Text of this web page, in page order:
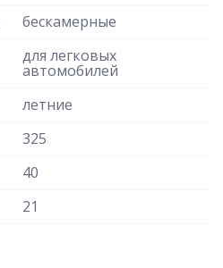
бескамерные
для легковых
автомобилей
летние
325
40
21